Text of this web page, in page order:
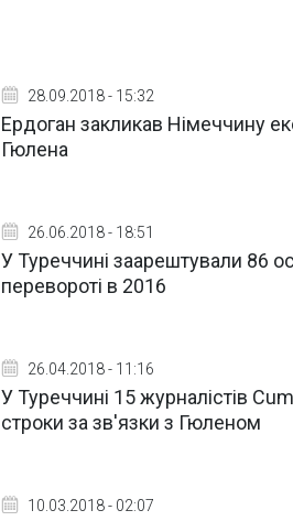
28.09.2018 - 15:32
Ердоган закликав Німеччину
Гюлена
26.06.2018 - 18:51
У Туреччині заарештували 86
перевороті в 2016
26.04.2018 - 11:16
У Туреччині 15 журналістів
строки за зв'язки з Гюленом
10.03.2018 - 02:07